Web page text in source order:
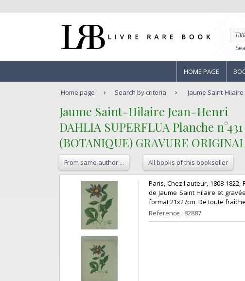
HOME PAGE
Home page Search by criteria Jaume Saint-Hilaire
‎Jaume Saint-Hilaire Jean-Henri‎
‎DAHLIA SUPERFLUA Planche
(BOTANIQUE) GRAVURE
From same author ... All books of this bookseller
‎Paris, Chez l'auteur, 1808-
de Jaume Saint Hilaire et
format 21x27cm. De toute
Reference : 82887